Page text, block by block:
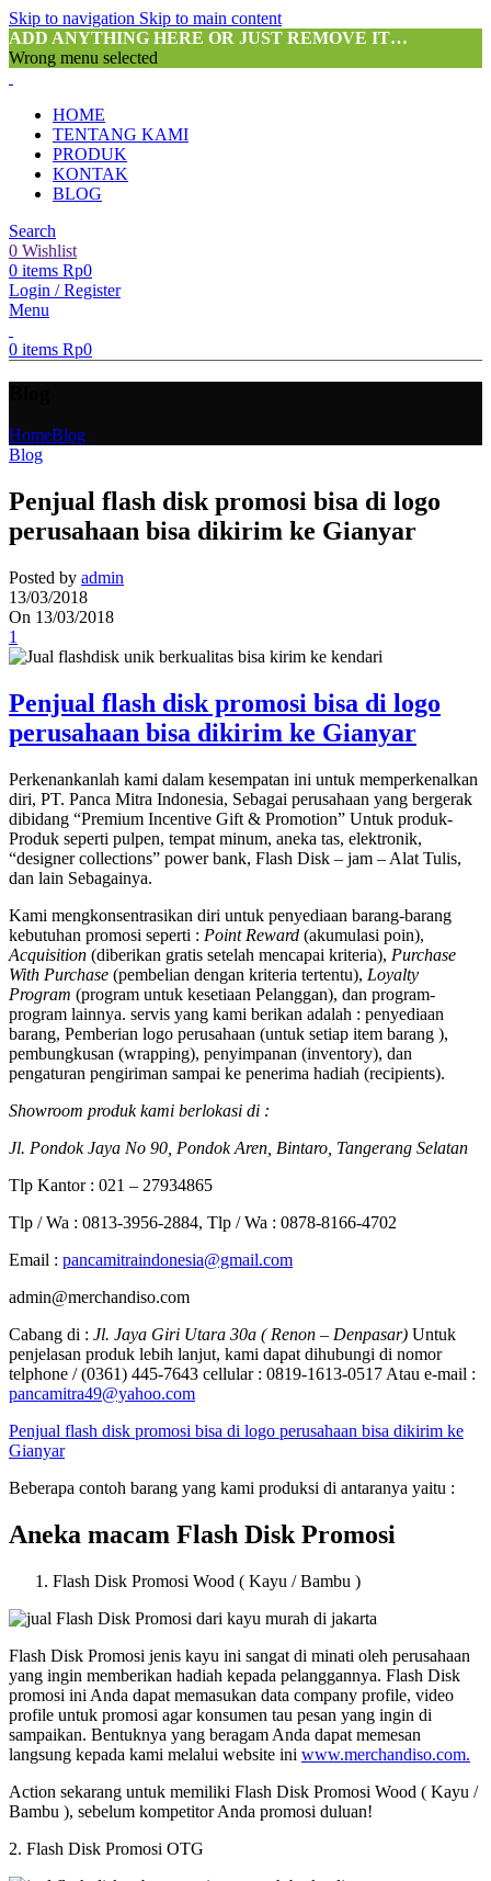
Skip to navigation Skip to main content
ADD ANYTHING HERE OR JUST REMOVE IT…
Wrong menu selected
HOME
TENTANG KAMI
PRODUK
KONTAK
BLOG
Search
0 Wishlist
0 items Rp0
Login / Register
Menu
0 items Rp0
HomeBlog
Blog
Penjual flash disk promosi bisa di logo
perusahaan bisa dikirim ke Gianyar
Posted by admin
13/03/2018
On 13/03/2018
1
Penjual flash disk promosi bisa di logo
perusahaan bisa dikirim ke Gianyar
Perkenankanlah kami dalam kesempatan ini untuk memperkenalkan
diri, PT. Panca Mitra Indonesia, Sebagai perusahaan yang bergerak
dibidang “Premium Incentive Gift & Promotion” Untuk produk-
Produk seperti pulpen, tempat minum, aneka tas, elektronik,
“designer collections” power bank, Flash Disk – jam – Alat Tulis,
dan lain Sebagainya.
Kami mengkonsentrasikan diri untuk penyediaan barang-barang
kebutuhan promosi seperti : Point Reward (akumulasi poin),
Acquisition (diberikan gratis setelah mencapai kriteria), Purchase
With Purchase (pembelian dengan kriteria tertentu), Loyalty
Program (program untuk kesetiaan Pelanggan), dan program-
program lainnya. servis yang kami berikan adalah : penyediaan
barang, Pemberian logo perusahaan (untuk setiap item barang ),
pembungkusan (wrapping), penyimpanan (inventory), dan
pengaturan pengiriman sampai ke penerima hadiah (recipients).
Showroom produk kami berlokasi di :
Jl. Pondok Jaya No 90, Pondok Aren, Bintaro, Tangerang Selatan
Tlp Kantor : 021 – 27934865
Tlp / Wa : 0813-3956-2884, Tlp / Wa : 0878-8166-4702
Email : pancamitraindonesia@gmail.com
admin@merchandiso.com
Cabang di : Jl. Jaya Giri Utara 30a ( Renon – Denpasar) Untuk
penjelasan produk lebih lanjut, kami dapat dihubungi di nomor
telphone / (0361) 445-7643 cellular : 0819-1613-0517 Atau e-mail :
pancamitra49@yahoo.com
Penjual flash disk promosi bisa di logo perusahaan bisa dikirim ke
Gianyar
Beberapa contoh barang yang kami produksi di antaranya yaitu :
Aneka macam Flash Disk Promosi
Flash Disk Promosi Wood ( Kayu / Bambu )
Flash Disk Promosi jenis kayu ini sangat di minati oleh perusahaan
yang ingin memberikan hadiah kepada pelanggannya. Flash Disk
promosi ini Anda dapat memasukan data company profile, video
profile untuk promosi agar konsumen tau pesan yang ingin di
sampaikan. Bentuknya yang beragam Anda dapat memesan
langsung kepada kami melalui website ini www.merchandiso.com.
Action sekarang untuk memiliki Flash Disk Promosi Wood ( Kayu /
Bambu ), sebelum kompetitor Anda promosi duluan!
2. Flash Disk Promosi OTG